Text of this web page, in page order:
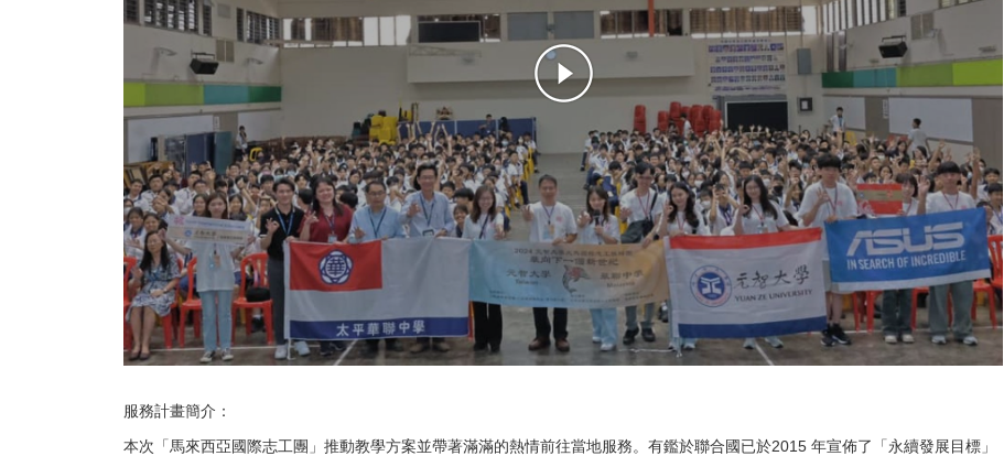
服務計畫簡介：
本次「馬來西亞國際志工團」推動教學方案並帶著滿滿的熱情前往當地服務。有鑑於聯合國已於2015 年宣佈了「永續發展目標」